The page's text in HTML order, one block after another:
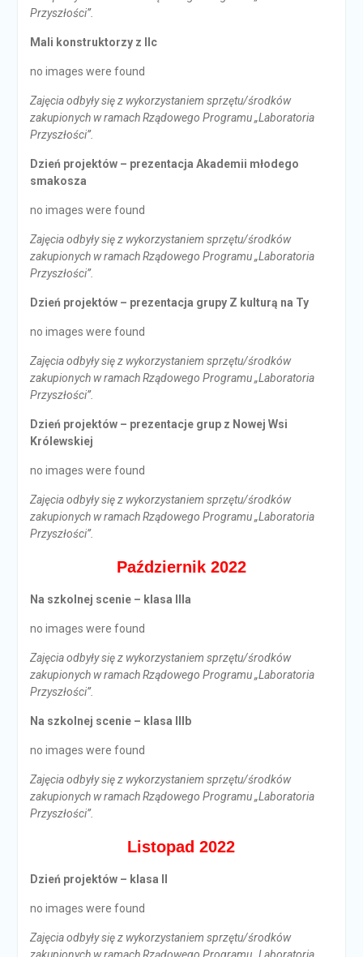
Przyszłości”.
Mali konstruktorzy z IIc
no images were found
Zajęcia odbyły się z wykorzystaniem sprzętu/środków
zakupionych w ramach Rządowego Programu „Laboratoria
Przyszłości”.
Dzień projektów – prezentacja Akademii młodego
smakosza
no images were found
Zajęcia odbyły się z wykorzystaniem sprzętu/środków
zakupionych w ramach Rządowego Programu „Laboratoria
Przyszłości”.
Dzień projektów – prezentacja grupy Z kulturą na Ty
no images were found
Zajęcia odbyły się z wykorzystaniem sprzętu/środków
zakupionych w ramach Rządowego Programu „Laboratoria
Przyszłości”.
Dzień projektów – prezentacje grup z Nowej Wsi
Królewskiej
no images were found
Zajęcia odbyły się z wykorzystaniem sprzętu/środków
zakupionych w ramach Rządowego Programu „Laboratoria
Przyszłości”.
Październik 2022
Na szkolnej scenie – klasa IIIa
no images were found
Zajęcia odbyły się z wykorzystaniem sprzętu/środków
zakupionych w ramach Rządowego Programu „Laboratoria
Przyszłości”.
Na szkolnej scenie – klasa IIIb
no images were found
Zajęcia odbyły się z wykorzystaniem sprzętu/środków
zakupionych w ramach Rządowego Programu „Laboratoria
Przyszłości”.
Listopad 2022
Dzień projektów – klasa II
no images were found
Zajęcia odbyły się z wykorzystaniem sprzętu/środków